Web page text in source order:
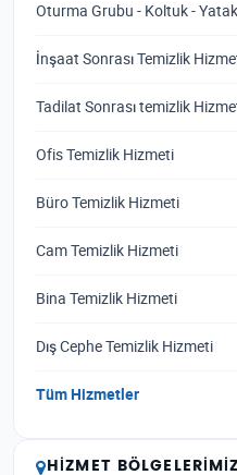
Oturma Grubu - Koltuk -
İnşaat Sonrası Temizlik
Tadilat Sonrası temizlik
Ofis Temizlik Hizmeti
Büro Temizlik Hizmeti
Cam Temizlik Hizmeti
Bina Temizlik Hizmeti
Dış Cephe Temizlik Hizmeti
Tüm Hizmetler
HIZMET BÖLGELERIMIZ